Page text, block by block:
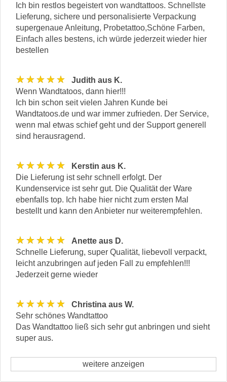
Ich bin restlos begeistert von wandtattoos. Schnellste
Lieferung, sichere und personalisierte Verpackung
supergenaue Anleitung, Probetattoo,Schöne Farben,
Einfach alles bestens, ich würde jederzeit wieder hier
bestellen
★★★★★
Judith aus K.
Wenn Wandtatoos, dann hier!!!
Ich bin schon seit vielen Jahren Kunde bei
Wandtatoos.de und war immer zufrieden. Der Service,
wenn mal etwas schief geht und der Support generell
sind herausragend.
★★★★★
Kerstin aus K.
Die Lieferung ist sehr schnell erfolgt. Der
Kundenservice ist sehr gut. Die Qualität der Ware
ebenfalls top. Ich habe hier nicht zum ersten Mal
bestellt und kann den Anbieter nur weiterempfehlen.
★★★★★
Anette aus D.
Schnelle Lieferung, super Qualität, liebevoll verpackt,
leicht anzubringen auf jeden Fall zu empfehlen!!!
Jederzeit gerne wieder
★★★★★
Christina aus W.
Sehr schönes Wandtattoo
Das Wandtattoo ließ sich sehr gut anbringen und sieht
super aus.
weitere anzeigen